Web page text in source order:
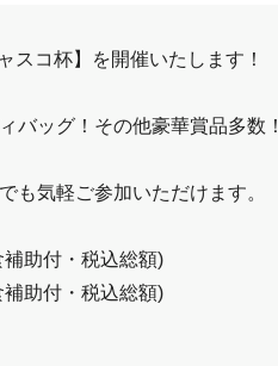
スコ杯】を開催いたします！
バッグ！その他豪華賞品多数！
も気軽ご参加いただけます。
助付・税込総額)
助付・税込総額)